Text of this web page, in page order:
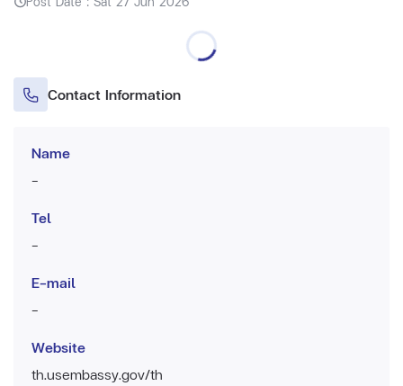
Contact Information
Name
-
Tel
-
E-mail
-
Website
th.usembassy.gov/th